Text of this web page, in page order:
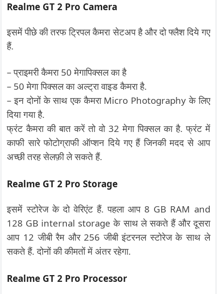
Realme GT 2 Pro Camera
इसमें पीछे की तरफ ट्रिपल कैमरा सेटअप है और दो फ्लैश दिये गए
हैं.
– प्राइमरी कैमरा 50 मेगापिक्सल का है
– 50 मेगा पिक्सल का अल्ट्रा वाइड कैमरा है.
– इन दोनों के साथ एक कैमरा Micro Photography के लिए
दिया गया है.
फ्रंट कैमरा की बात करें तो वो 32 मेगा पिक्सल का है. फ्रंट में
काफी सारे फोटोग्राफी ऑप्शन दिये गए हैं जिनकी मदद से आप
अच्छी तरह सेलफ़ी ले सकते हैं.
Realme GT 2 ProStorage
इसमें स्टोरेज के दो वेरिएंट हैं. पहला आप 8 GB RAM and
128 GB internal storage के साथ ले सकते हैं और दूसरा
आप 12 जीबी रैम और 256 जीबी इंटरनल स्टोरेज के साथ ले
सकते हैं. दोनों की कीमतों में अंतर रहेगा.
Realme GT 2 Pro Processor